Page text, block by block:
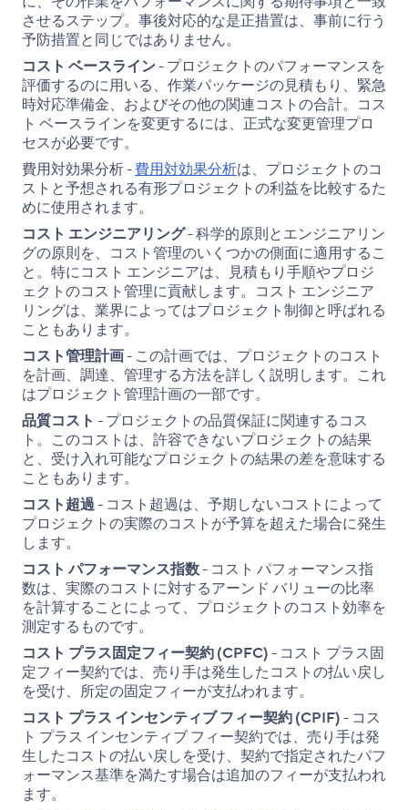
させるステップ。事後対応的な是正措置は、事前に行う
予防措置と同じではありません。
コスト ベースライン- プロジェクトのパフォーマンスを
評価するのに用いる、作業パッケージの見積もり、緊急
時対応準備金、およびその他の関連コストの合計。コス
ト ベースラインを変更するには、正式な変更管理プロ
セスが必要です。
費用対効果分析 -費用対効果分析は、プロジェクトのコ
ストと予想される有形プロジェクトの利益を比較するた
めに使用されます。
コスト エンジニアリング- 科学的原則とエンジニアリン
グの原則を、コスト管理のいくつかの側面に適用するこ
と。特にコスト エンジニアは、見積もり手順やプロジ
ェクトのコスト管理に貢献します。コスト エンジニア
リングは、業界によってはプロジェクト制御と呼ばれる
こともあります。
コスト管理計画- この計画では、プロジェクトのコスト
を計画、調達、管理する方法を詳しく説明します。これ
はプロジェクト管理計画の一部です。
品質コスト - プロジェクトの品質保証に関連するコス
ト。このコストは、許容できないプロジェクトの結果
と、受け入れ可能なプロジェクトの結果の差を意味する
こともあります。
コスト超過- コスト超過は、予期しないコストによって
プロジェクトの実際のコストが予算を超えた場合に発生
します。
コスト パフォーマンス指数- コスト パフォーマンス指
数は、実際のコストに対するアーンド バリューの比率
を計算することによって、プロジェクトのコスト効率を
測定するものです。
コスト プラス固定フィー契約 (CPFC)- コスト プラス固
定フィー契約では、売り手は発生したコストの払い戻し
を受け、所定の固定フィーが支払われます。
コスト プラス インセンティブ フィー契約 (CPIF)- コス
ト プラス インセンティブ フィー契約では、売り手は発
生したコストの払い戻しを受け、契約で指定されたパフ
ォーマンス基準を満たす場合は追加のフィーが支払われ
ます。